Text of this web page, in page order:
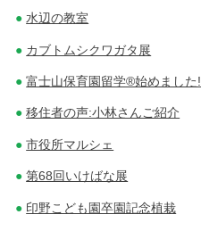
水辺の教室
カブトムシクワガタ展
富士山保育園留学®始めました!
移住者の声:小林さんご紹介
市役所マルシェ
第68回いけばな展
印野こども園卒園記念植栽